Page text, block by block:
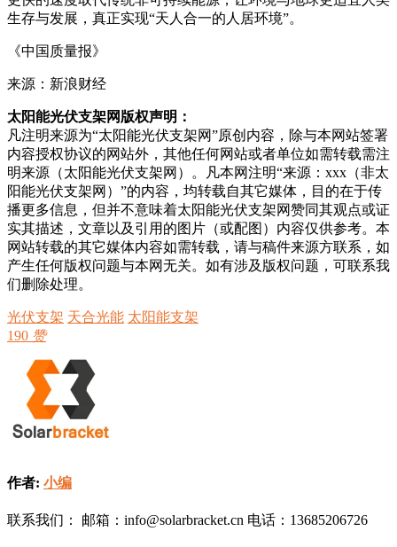
生存与发展，真正实现“天人合一的人居环境”。
《中国质量报》
来源：新浪财经
太阳能光伏支架网版权声明：
凡注明来源为“太阳能光伏支架网”原创内容，除与本网站签署
内容授权协议的网站外，其他任何网站或者单位如需转载需注
明来源（太阳能光伏支架网）。凡本网注明“来源：xxx（非太
阳能光伏支架网）”的内容，均转载自其它媒体，目的在于传
播更多信息，但并不意味着太阳能光伏支架网赞同其观点或证
实其描述，文章以及引用的图片（或配图）内容仅供参考。本
网站转载的其它媒体内容如需转载，请与稿件来源方联系，如
产生任何版权问题与本网无关。如有涉及版权问题，可联系我
们删除处理。
光伏支架 天合光能 太阳能支架
190 赞
作者: 小编
联系我们： 邮箱：info@solarbracket.cn 电话：13685206726